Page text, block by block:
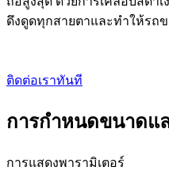
ดึงดูดทุกสายตาและทำให้รถ
ติดต่อเราทันที
การกำหนดขนาดแ
การแสดงพารามิเตอร์